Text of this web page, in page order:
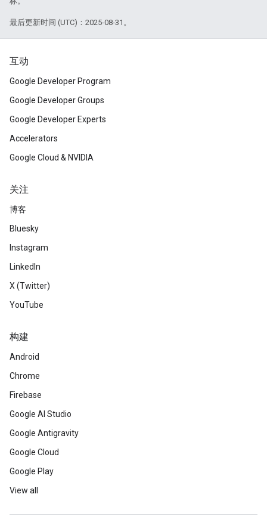
最后更新时间 (UTC)：2025-08-31。
互动
Google Developer Program
Google Developer Groups
Google Developer Experts
Accelerators
Google Cloud & NVIDIA
关注
博客
Bluesky
Instagram
LinkedIn
X (Twitter)
YouTube
构建
Android
Chrome
Firebase
Google AI Studio
Google Antigravity
Google Cloud
Google Play
View all